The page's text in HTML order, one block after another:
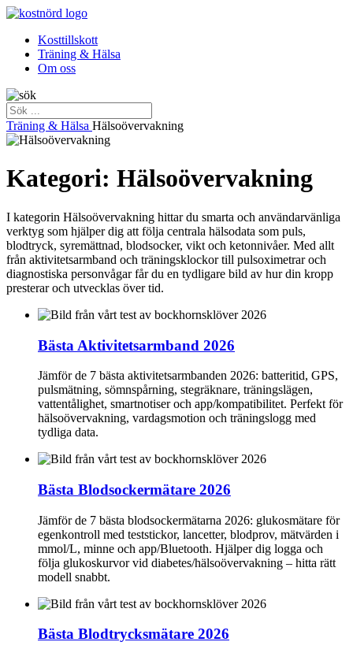
Kosttillskott
Träning & Hälsa
Om oss
Träning & Hälsa Hälsoövervakning
Kategori: Hälsoövervakning
I kategorin Hälsoövervakning hittar du smarta och användarvänliga
verktyg som hjälper dig att följa centrala hälsodata som puls,
blodtryck, syremättnad, blodsocker, vikt och ketonnivåer. Med allt
från aktivitetsarmband och träningsklockor till pulsoximetrar och
diagnostiska personvågar får du en tydligare bild av hur din kropp
presterar och utvecklas över tid.
Bästa Aktivitetsarmband 2026
Jämför de 7 bästa aktivitetsarmbanden 2026: batteritid, GPS,
pulsmätning, sömnspårning, stegräknare, träningslägen,
vattentålighet, smartnotiser och app/kompatibilitet. Perfekt för
hälsoövervakning, vardagsmotion och träningslogg med
tydliga data.
Bästa Blodsockermätare 2026
Jämför de 7 bästa blodsockermätarna 2026: glukosmätare för
egenkontroll med teststickor, lancetter, blodprov, mätvärden i
mmol/L, minne och app/Bluetooth. Hjälper dig logga och
följa glukoskurvor vid diabetes/hälsoövervakning – hitta rätt
modell snabbt.
Bästa Blodtrycksmätare 2026